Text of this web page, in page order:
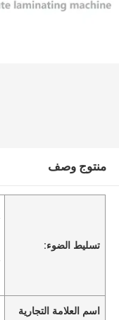
منتوج وصف
تسليط الضوء:
اسم العلامة التجارية